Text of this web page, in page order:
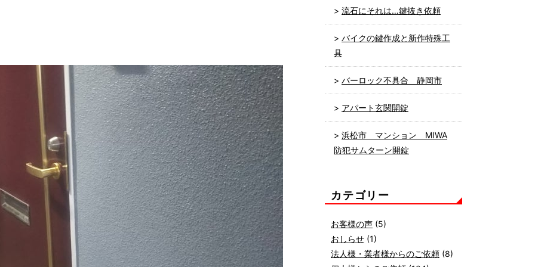
流石にそれは…鍵抜き依頼
バイクの鍵作成と新作特殊工
具
バーロック不具合 静岡市
アパート玄関開錠
浜松市 マンション MIWA
防犯サムターン開錠
カテゴリー
お客様の声 (5)
おしらせ (1)
法人様・業者様からのご依頼 (8)